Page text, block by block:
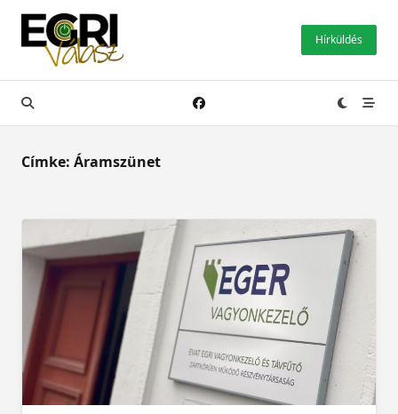
Skip
content
Hírküldés
Címke: Áramszünet